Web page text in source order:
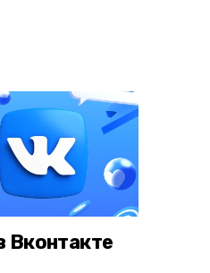
Вконтакте